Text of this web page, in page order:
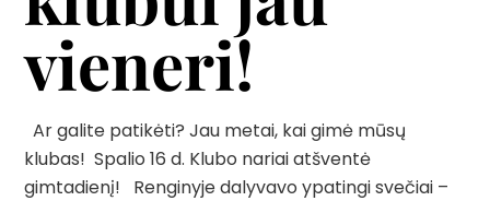
vieneri!
Ar galite patikėti? Jau metai, kai gimė mūsų
klubas! Spalio 16 d. Klubo nariai atšventė
gimtadienį! Renginyje dalyvavo ypatingi svečiai –